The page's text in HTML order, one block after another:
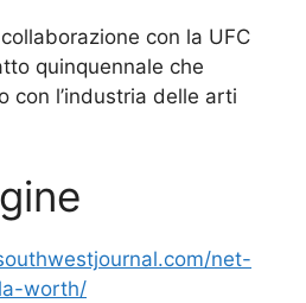
con la UFC
quinquennale che
con l’industria delle arti
net-
worth/